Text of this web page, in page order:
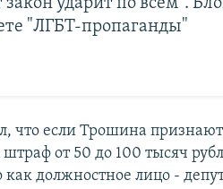
закон ударит по всем".
"ЛГБТ-пропаганды"
что если Трошина
от 50 до 100 тысяч
должностное лицо -